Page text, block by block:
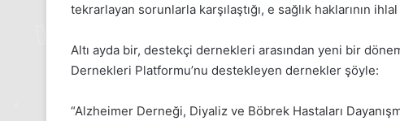
tekrarlayan sorunlarla karşılaştığı, e sağlık haklarının
Altı ayda bir, destekçi dernekleri arasından yeni bir
Dernekleri Platformu’nu destekleyen dernekler şöyle:
“Alzheimer Derneği, Diyaliz ve Böbrek Hastaları
2025,
manşetleri
24 Kasım 2025
Medya manşetleri